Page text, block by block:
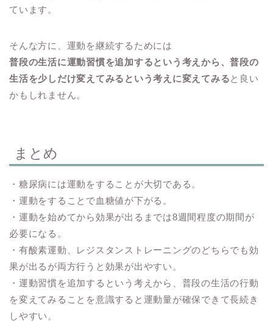
ています。
そんな方に、運動を継続するためには
普段の生活に運動習慣を追加するという考えから、普段の
生活を少しだけ変えてみるという考えに変えてみると良い
かもしれません。
まとめ
・糖尿病には運動をすることが大切である。
・運動をすることで血糖値が下がる。
・運動を始めてから効果が出るまでは8週間程度の期間が
必要になる。
・有酸素運動、レジスタンストレーニングのどちらでも効
果が出るが両方行うと効果が出やすい。
・運動習慣を追加するという考えから、普段の生活の行動
を変えてみることを意識すると運動量が確保できて長続き
しやすい。